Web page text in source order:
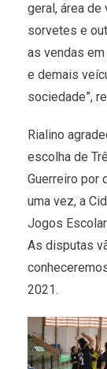
geral, área
sorvetes e
as vendas
e demais
sociedade”,
Rialino
escolha de
Guerreiro por
uma vez, a
Jogos
As disputas
2021.